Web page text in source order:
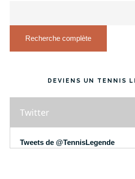
Recherche complète
DEVIENS UN TENNIS
Twitter
Tweets de @TennisLegende